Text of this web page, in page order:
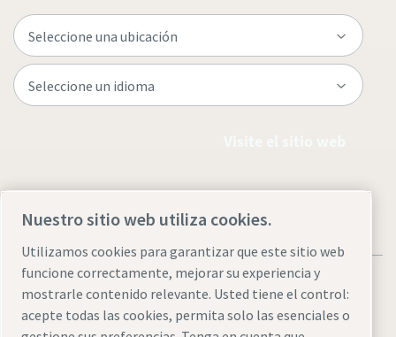
Nuestro sitio web utiliza cookies.
Utilizamos cookies para garantizar que este sitio web
funcione correctamente, mejorar su experiencia y
mostrarle contenido relevante. Usted tiene el control:
acepte todas las cookies, permita solo las esenciales o